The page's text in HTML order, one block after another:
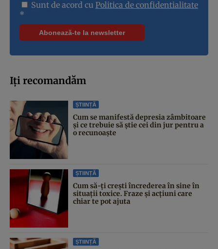
Sunt de acord cu Politica de confidentialitate
*
Iți recomandăm
ȘTIINȚĂ
Cum se manifestă depresia zâmbitoare
și ce trebuie să știe cei din jur pentru a
o recunoaște
ȘTIINȚĂ
Cum să-ți crești încrederea în sine în
situații toxice. Fraze și acțiuni care
chiar te pot ajuta
ȘTIINȚĂ